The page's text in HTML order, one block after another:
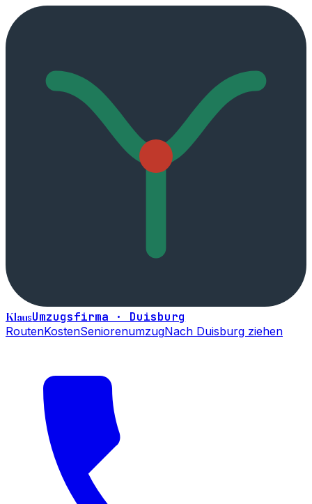
KlausUmzugsfirma · Duisburg
RoutenKostenSeniorenumzugNach Duisburg ziehen